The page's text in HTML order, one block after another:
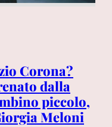
Corona?
dalla
piccolo,
Meloni